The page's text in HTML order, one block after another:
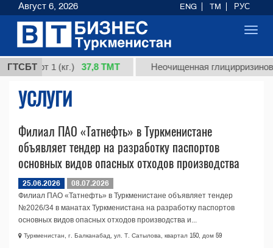
ГТСБТ
сорт 1 (кг.) 37,8 ТМТ Неочищенная
УСЛУГИ
Филиал ПАО «Татнефть» в Туркменистане
объявляет тендер на разработку паспортов
основных видов опасных отходов производства
25.06.2026
08.07.2026
Филиал ПАО «Татнефть» в Туркменистане объявляет тендер
№2026/34 в манатах Туркменистана на разработку паспортов
основных видов опасных отходов производства и...
Туркменистан, г. Балканабад, ул. Т. Сатылова, квартал 150, дом 59
Август 6, 2026 ENG TM РУС